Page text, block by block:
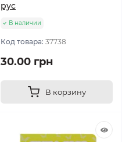
рус
В наличии
Код товара: 37738
30.00 грн
В корзину